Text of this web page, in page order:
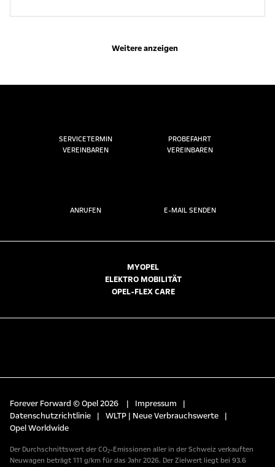
Weitere anzeigen
SERVICETERMIN
VEREINBAREN
PROBEFAHRT
VEREINBAREN
ANRUFEN E-MAIL SENDEN
MYOPEL
ELEKTRO MOBILITÄT
OPEL-FLEX CARE
Forever Forward © Opel 2026 | Impressum
|
Datenschutzrichtlinie
| WLTP | Neue Verbrauchswerte
|
Opel Worldwide
Der Durchschnittswert der CO₂-Emissionen aller in der Schweiz verkauften
Neuwagen beträgt 111 g/km für das Jahr 2026. Der Zielwert liegt bei 93.6